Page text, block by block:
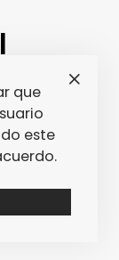
que
este